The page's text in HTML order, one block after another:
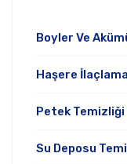
Boyler Ve
Haşere İlaçlama
Petek Temizliği
Su Deposu